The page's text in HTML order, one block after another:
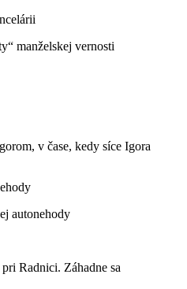
manželskej vernosti
v čase, kedy síce Igora
autonehody
Radnici. Záhadne sa